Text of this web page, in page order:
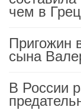
чем в
Пригожин
сына
В России